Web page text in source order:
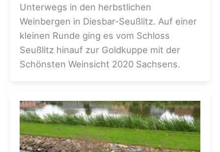
Unterwegs in den herbstlichen
Weinbergen in Diesbar-Seußlitz. Auf einer
kleinen Runde ging es vom Schloss
Seußlitz hinauf zur Goldkuppe mit der
Schönsten Weinsicht 2020 Sachsens.